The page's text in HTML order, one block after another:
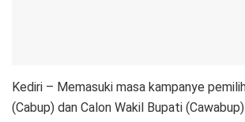
Kediri – Memasuki masa kampanye
(Cabup) dan Calon Wakil Bupati